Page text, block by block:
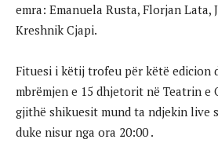
emra: Emanuela Rusta, Florjan Lata,
Kreshnik Cjapi.
Fituesi i këtij trofeu për këtë edicion
mbrëmjen e 15 dhjetorit në Teatrin e
gjithë shikuesit mund ta ndjekin live
duke nisur nga ora 20:00 .